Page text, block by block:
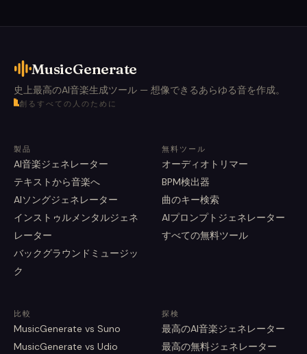
MusicGenerate
史上最高のAI音楽生成ツール — 想像できるあらゆる音を作成。
創るすべての人のために
製品
AI音楽ジェネレーター
テキストから音楽へ
AIソングジェネレーター
インストゥルメンタルジェネ
レーター
バックグラウンドミュージッ
ク
無料ツール
オーディオトリマー
BPM検出器
曲のキー検索
AIプロンプトジェネレーター
すべての無料ツール
比較
MusicGenerate vs Suno
MusicGenerate vs Udio
探検
最高のAI音楽ジェネレーター
最高の無料ジェネレーター